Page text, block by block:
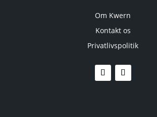
Om Kwern
Kontakt os
Privatlivspolitik